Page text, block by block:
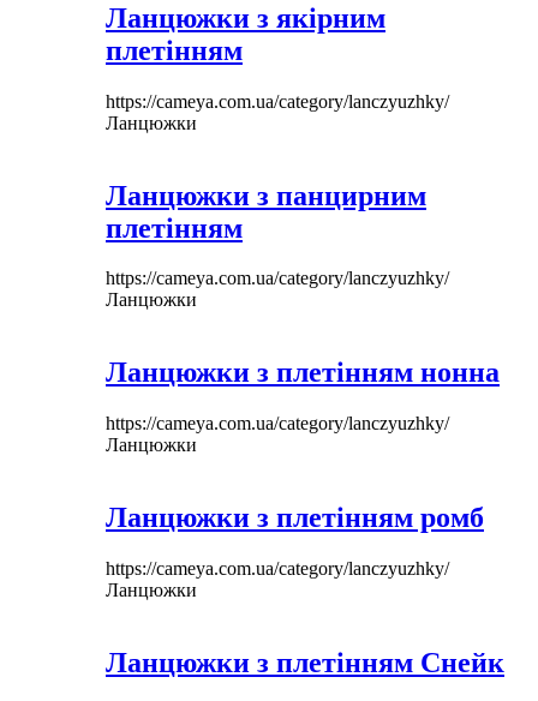
Ланцюжки з якірним
плетінням
https://cameya.com.ua/category/lanczyuzhky/
Ланцюжки
Ланцюжки з панцирним
плетінням
https://cameya.com.ua/category/lanczyuzhky/
Ланцюжки
Ланцюжки з плетінням нонна
https://cameya.com.ua/category/lanczyuzhky/
Ланцюжки
Ланцюжки з плетінням ромб
https://cameya.com.ua/category/lanczyuzhky/
Ланцюжки
Ланцюжки з плетінням Снейк